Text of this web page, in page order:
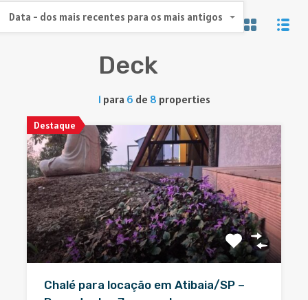
Deck
1 para 6 de 8 properties
Data - dos mais recentes para os mais antigos
Destaque
Chalé para locação em Atibaia/SP –